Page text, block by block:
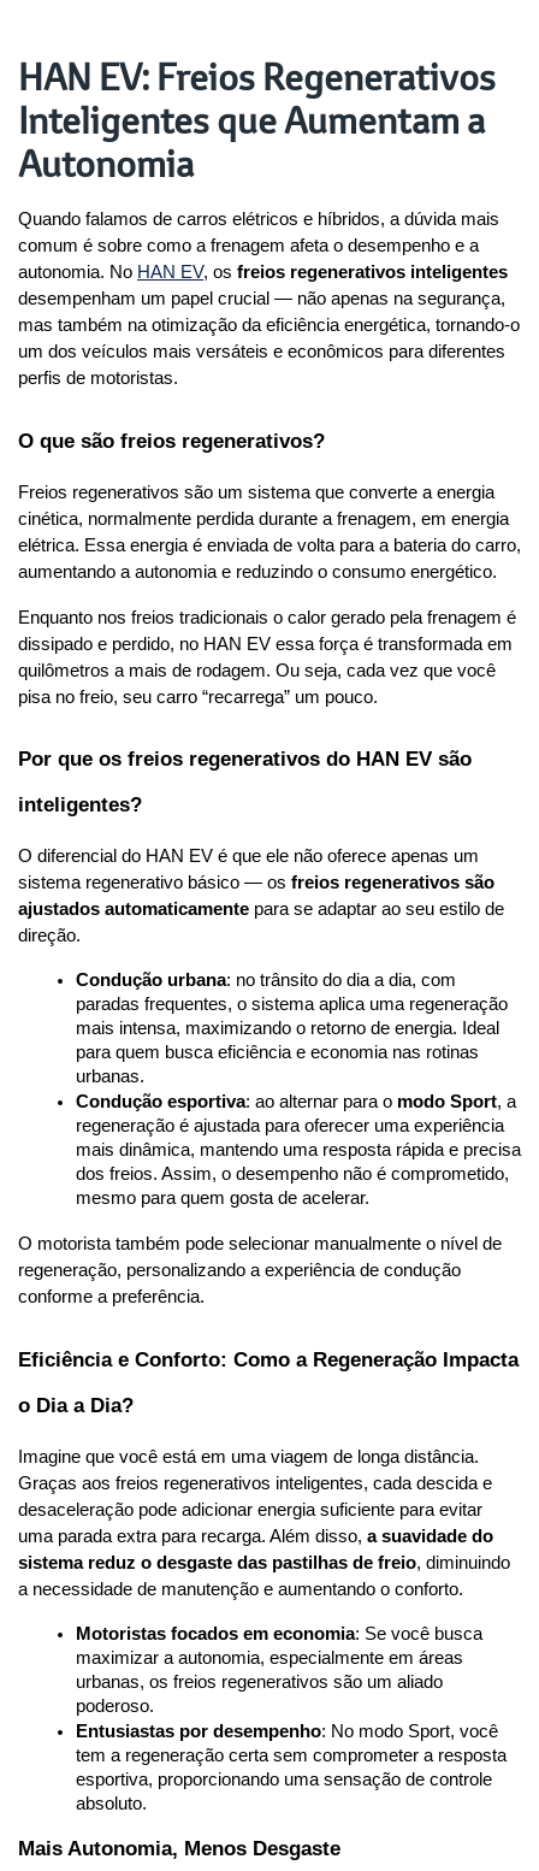
HAN EV: Freios Regenerativos
Inteligentes que Aumentam a
Autonomia
Quando falamos de carros elétricos e híbridos, a dúvida mais
comum é sobre como a frenagem afeta o desempenho e a
autonomia. No HAN EV, os freios regenerativos inteligentes
desempenham um papel crucial — não apenas na segurança,
mas também na otimização da eficiência energética, tornando-o
um dos veículos mais versáteis e econômicos para diferentes
perfis de motoristas.
O que são freios regenerativos?
Freios regenerativos são um sistema que converte a energia
cinética, normalmente perdida durante a frenagem, em energia
elétrica. Essa energia é enviada de volta para a bateria do carro,
aumentando a autonomia e reduzindo o consumo energético.
Enquanto nos freios tradicionais o calor gerado pela frenagem é
dissipado e perdido, no HAN EV essa força é transformada em
quilômetros a mais de rodagem. Ou seja, cada vez que você
pisa no freio, seu carro “recarrega” um pouco.
Por que os freios regenerativos do HAN EV são
inteligentes?
O diferencial do HAN EV é que ele não oferece apenas um
sistema regenerativo básico — os freios regenerativos são
ajustados automaticamente para se adaptar ao seu estilo de
direção.
Condução urbana: no trânsito do dia a dia, com
paradas frequentes, o sistema aplica uma regeneração
mais intensa, maximizando o retorno de energia. Ideal
para quem busca eficiência e economia nas rotinas
urbanas.
Condução esportiva: ao alternar para o modo Sport, a
regeneração é ajustada para oferecer uma experiência
mais dinâmica, mantendo uma resposta rápida e precisa
dos freios. Assim, o desempenho não é comprometido,
mesmo para quem gosta de acelerar.
O motorista também pode selecionar manualmente o nível de
regeneração, personalizando a experiência de condução
conforme a preferência.
Eficiência e Conforto: Como a Regeneração Impacta
o Dia a Dia?
Imagine que você está em uma viagem de longa distância.
Graças aos freios regenerativos inteligentes, cada descida e
desaceleração pode adicionar energia suficiente para evitar
uma parada extra para recarga. Além disso, a suavidade do
sistema reduz o desgaste das pastilhas de freio, diminuindo
a necessidade de manutenção e aumentando o conforto.
Motoristas focados em economia: Se você busca
maximizar a autonomia, especialmente em áreas
urbanas, os freios regenerativos são um aliado
poderoso.
Entusiastas por desempenho: No modo Sport, você
tem a regeneração certa sem comprometer a resposta
esportiva, proporcionando uma sensação de controle
absoluto.
Mais Autonomia, Menos Desgaste